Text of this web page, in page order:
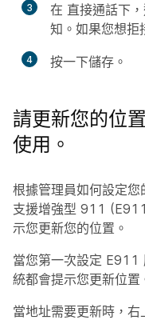
3 在 直接通話下
知 。如果您想
4 按一下儲存 。
請更新您的位
使用。
根據管理員如何設定
支援增強型 911
示您更新您的位置。
當您第一次設定 E911
統都會提示您更新位置
當地址需要更新時，